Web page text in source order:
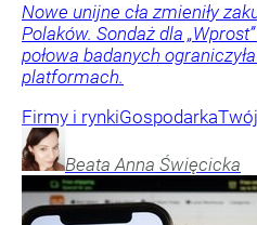
Nowe unijne cła zmieniły
Polaków. Sondaż dla
połowa badanych
platformach.
Firmy i rynkiGospodarka
Beata Anna Święcicka